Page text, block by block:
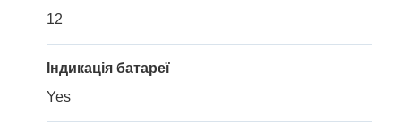
12
Індикація батареї
Yes